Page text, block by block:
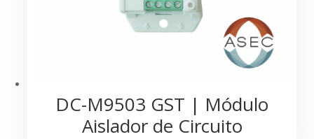
DC-M9503 GST | Módulo
Aislador de Circuito